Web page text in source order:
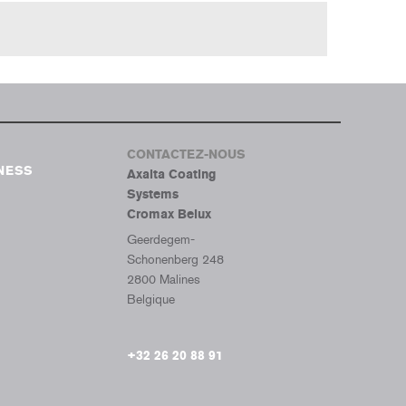
CONTACTEZ-NOUS
Axalta Coating
Systems
Cromax Belux
Geerdegem-
Schonenberg 248
2800 Malines
Belgique
+32 26 20 88 91